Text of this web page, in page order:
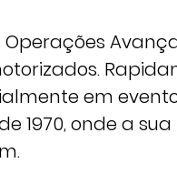
Operações
em
1970, onde a